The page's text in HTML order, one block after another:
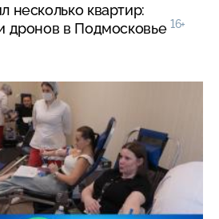
несколько квартир:
дронов в Подмосковье 16+